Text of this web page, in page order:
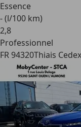
Essence
- (l/100 km)
2,8
Professionnel
FR 94320Thiais Cedex